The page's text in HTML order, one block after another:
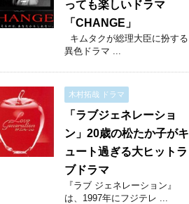
っても楽しいドラマ
「CHANGE」
キムタクが総理大臣に扮する
異色ドラマ ...
木村拓哉 ドラマ
「ラブジェネレーショ
ン」20歳の松たか子がキ
ュート過ぎる大ヒットラ
ブドラマ
『ラブ ジェネレーション』
は、1997年にフジテレ ...